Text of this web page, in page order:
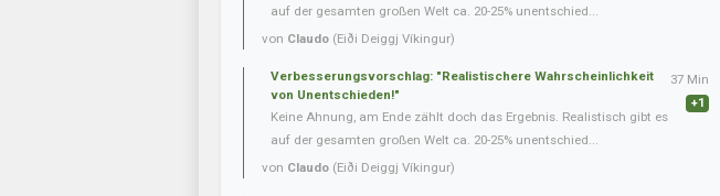
auf der gesamten großen Welt ca. 20-25% unentschied...
von Claudo (Eiði Deiggj Víkingur)
Verbesserungsvorschlag: "Realistischere Wahrscheinlichkeit
von Unentschieden!"
Keine Ahnung, am Ende zählt doch das Ergebnis. Realistisch gibt es
auf der gesamten großen Welt ca. 20-25% unentschied...
von Claudo (Eiði Deiggj Víkingur)
37 Min
+1